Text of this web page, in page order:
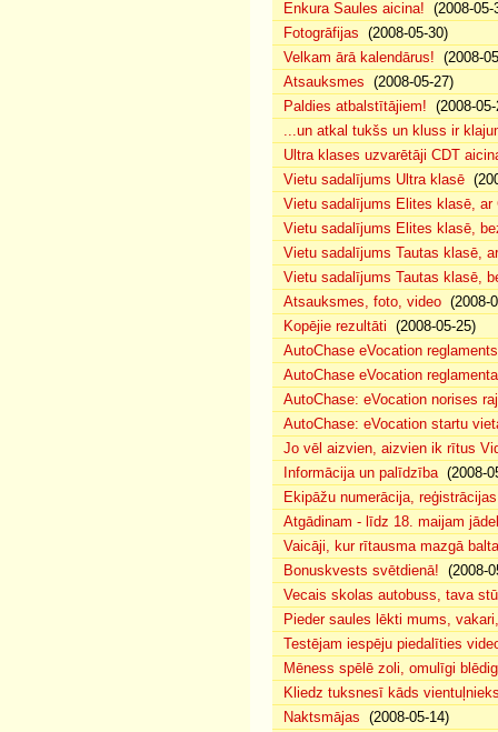
Enkura Saules aicina! (2008-05-
Fotogrāfijas (2008-05-30)
Velkam ārā kalendārus! (2008-
Atsauksmes (2008-05-27)
Paldies atbalstītājiem! (2008-
...un atkal tukšs un kluss ir
Ultra klases uzvarētāji CDT
Vietu sadalījums Ultra klasē
Vietu sadalījums Elites klasē, ar
Vietu sadalījums Elites klasē,
Vietu sadalījums Tautas klasē,
Vietu sadalījums Tautas klasē,
Atsauksmes, foto, video (2008-
Kopējie rezultāti (2008-05-25)
AutoChase eVocation reglaments
AutoChase eVocation
AutoChase: eVocation norises
AutoChase: eVocation startu
Jo vēl aizvien, aizvien ik rītus
Informācija un palīdzība(2008-
Ekipāžu numerācija,
Atgādinam - līdz 18. maijam
Vaicāji, kur rītausma mazgā
Bonuskvests svētdienā! (2008-
Vecais skolas autobuss, tava
Pieder saules lēkti mums,
Testējam iespēju piedalīties
Mēness spēlē zoli, omulīgi
Kliedz tuksnesī kāds
Naktsmājas (2008-05-14)